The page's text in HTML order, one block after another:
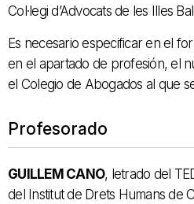
Col·legi d’Advocats de les Illes
Es necesario especificar en el
en el apartado de profesión, el
el Colegio de Abogados al que
Profesorado
GUILLEM CANO, letrado del
del Institut de Drets Humans de